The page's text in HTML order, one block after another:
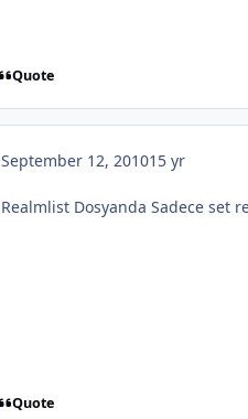
Quote
September 12, 201015 yr
Realmlist Dosyanda Sadece set
Quote